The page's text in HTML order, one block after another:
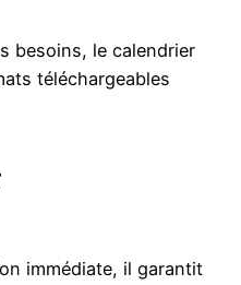
besoins, le calendrier
téléchargeables
immédiate, il garantit